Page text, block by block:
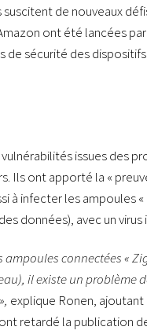
de nouveaux
ont été lancées
de sécurité des
issues des
Ils ont apporté la «
à infecter les ampoules
données), avec un
connectées «
il existe un problème
explique Ronen, ajoutant
retardé la publication